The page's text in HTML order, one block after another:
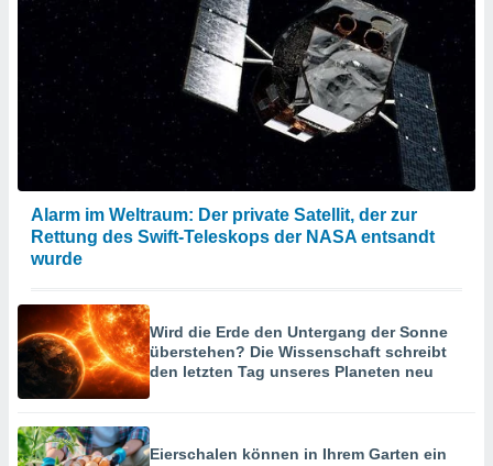
Alarm im Weltraum: Der private Satellit, der zur
Rettung des Swift-Teleskops der NASA entsandt
wurde
Wird die Erde den Untergang der Sonne
überstehen? Die Wissenschaft schreibt
den letzten Tag unseres Planeten neu
Eierschalen können in Ihrem Garten ein